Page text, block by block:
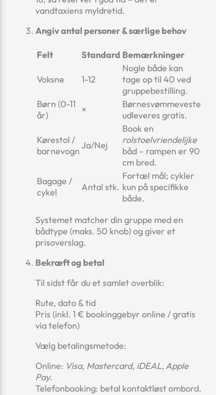
vandtaxiens myldretid.
Angiv antal personer & særlige behov
Felt Standard Bemærkninger
Voksne 1-12
Nogle både kan
tage op til 40 ved
gruppebestilling.
Børn (0-11
år)
×
Børnesvømmeveste
udleveres gratis.
Kørestol /
barnevogn
Ja/Nej
Book en
rolstoelvriendelijke
båd – rampen er 90
cm bred.
Bagage /
cykel
Antal stk.
Fortæl mål; cykler
kun på specifikke
både.
Systemet matcher din gruppe med en
bådtype (maks. 50 knob) og giver et
prisoverslag.
Bekræft og betal
Til sidst får du et samlet overblik:
Rute, dato & tid
Pris (inkl. 1 € bookinggebyr online / gratis
via telefon)
Vælg betalingsmetode:
Online: Visa, Mastercard, iDEAL, Apple
Pay.
Telefonbooking: betal kontaktløst ombord.